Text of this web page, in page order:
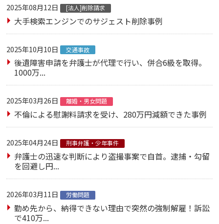
2025年08月12日 [法人]削除請求
大手検索エンジンでのサジェスト削除事例
2025年10月10日 交通事故
後遺障害申請を弁護士が代理で行い、併合6級を取得。
1000万...
2025年03月26日 離婚・男女問題
不倫による慰謝料請求を受け、280万円減額できた事例
2025年04月24日 刑事弁護・少年事件
弁護士の迅速な判断により盗撮事案で自首。逮捕・勾留
を回避し円...
2026年03月11日 労働問題
勤め先から、納得できない理由で突然の強制解雇！訴訟
で410万...